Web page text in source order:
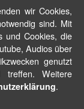
wir Cookies,
sind. Mit
und Cookies, die
Audios über
genutzt
Weitere
.